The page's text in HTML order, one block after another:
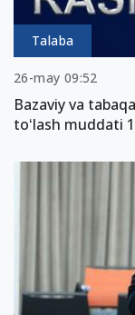
Talaba
26-may 09:52
Bazaviy va
toʻlash muddati